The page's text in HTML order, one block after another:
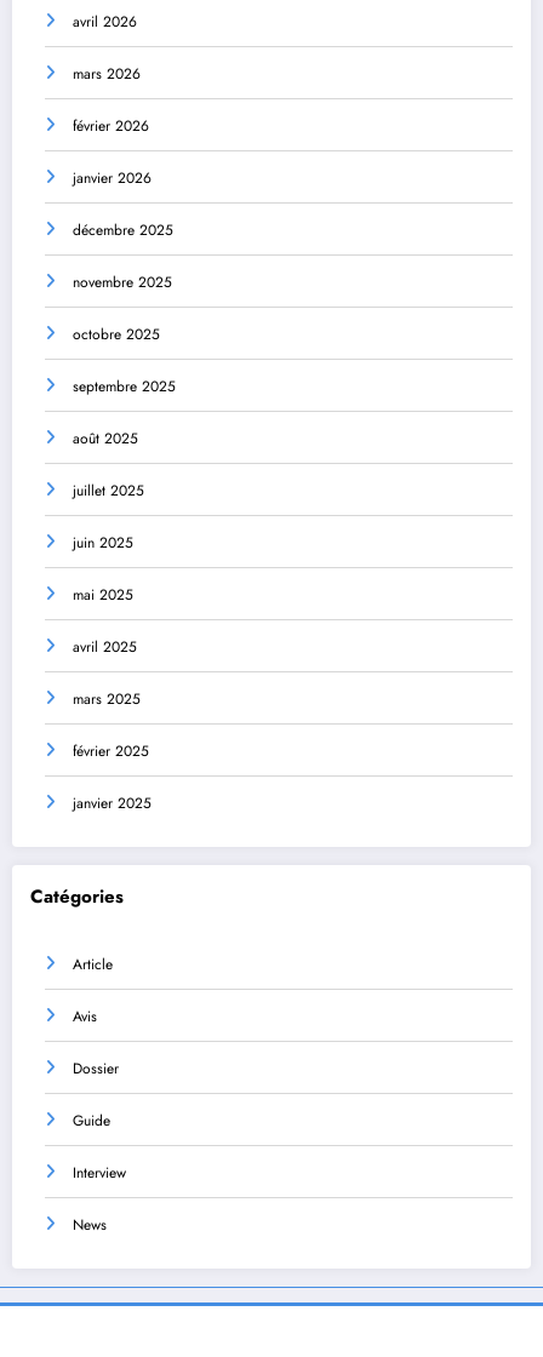
avril 2026
mars 2026
février 2026
janvier 2026
décembre 2025
novembre 2025
octobre 2025
septembre 2025
août 2025
juillet 2025
juin 2025
mai 2025
avril 2025
mars 2025
février 2025
janvier 2025
Catégories
Article
Avis
Dossier
Guide
Interview
News